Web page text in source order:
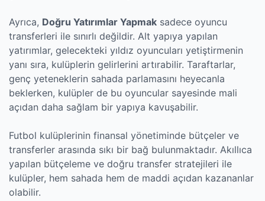
Ayrıca, Doğru Yatırımlar Yapmak sadece oyuncu
transferleri ile sınırlı değildir. Alt yapıya yapılan
yatırımlar, gelecekteki yıldız oyuncuları yetiştirmenin
yanı sıra, kulüplerin gelirlerini artırabilir. Taraftarlar,
genç yeteneklerin sahada parlamasını heyecanla
beklerken, kulüpler de bu oyuncular sayesinde mali
açıdan daha sağlam bir yapıya kavuşabilir.
Futbol kulüplerinin finansal yönetiminde bütçeler ve
transferler arasında sıkı bir bağ bulunmaktadır. Akıllıca
yapılan bütçeleme ve doğru transfer stratejileri ile
kulüpler, hem sahada hem de maddi açıdan kazananlar
olabilir.